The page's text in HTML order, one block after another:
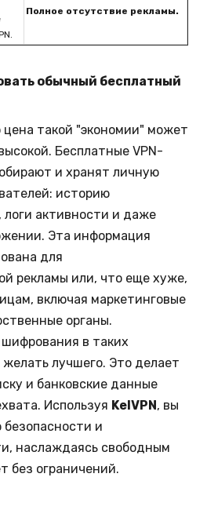
Полное отсутствие рекламы.
обычный бесплатный
такой "экономии" может
Бесплатные VPN-
и хранят личную
историю
активности и даже
Эта информация
для
рекламы или, что еще хуже,
включая маркетинговые
органы.
в таких
лучшего. Это делает
и банковские данные
Используя KelVPN, вы
безопасности и
наслаждаясь свободным
без ограничений.